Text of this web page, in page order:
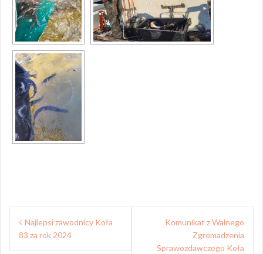
Nawigacja
wpisu
Najlepsi zawodnicy Koła
83 za rok 2024
Komunikat z Walnego
Zgromadzenia
Sprawozdawczego Koła